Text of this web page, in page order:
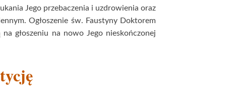
Jego przebaczenia i uzdrowienia oraz
Ogłoszenie św. Faustyny Doktorem
głoszeniu na nowo Jego nieskończonej